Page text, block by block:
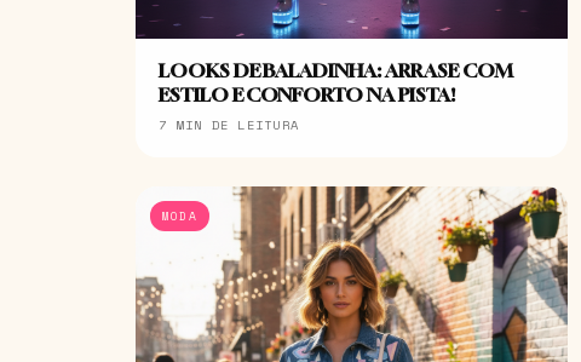
LOOKS DE BALADINHA: ARRASE COM
ESTILO E CONFORTO NA PISTA!
7 MIN DE LEITURA
MODA